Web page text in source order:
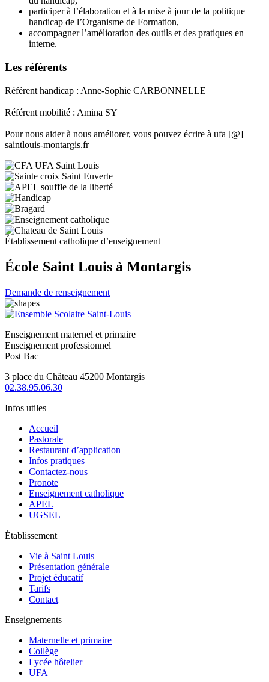
participer à l’élaboration et à la mise à jour de la politique
handicap de l’Organisme de Formation,
accompagner l’amélioration des outils et des pratiques en
interne.
Les référents
Référent handicap : Anne-Sophie CARBONNELLE
Référent mobilité : Amina SY
Pour nous aider à nous améliorer, vous pouvez écrire à ufa [@]
saintlouis-montargis.fr
Établissement catholique d’enseignement
École Saint Louis à Montargis
Demande de renseignement
Enseignement maternel et primaire
Enseignement professionnel
Post Bac
3 place du Château 45200 Montargis
02.38.95.06.30
Infos utiles
Accueil
Pastorale
Restaurant d’application
Infos pratiques
Contactez-nous
Pronote
Enseignement catholique
APEL
UGSEL
Établissement
Vie à Saint Louis
Présentation générale
Projet éducatif
Tarifs
Contact
Enseignements
Maternelle et primaire
Collège
Lycée hôtelier
UFA